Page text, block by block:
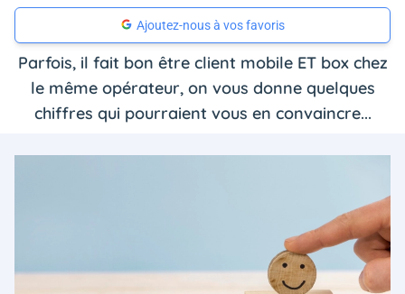
Ajoutez-nous à vos favoris
Parfois, il fait bon être client mobile ET box chez
le même opérateur, on vous donne quelques
chiffres qui pourraient vous en convaincre...